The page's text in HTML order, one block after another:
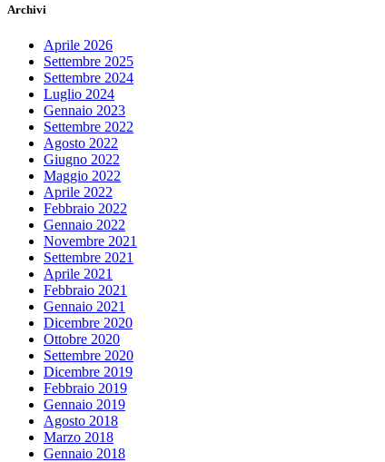
Archivi
Aprile 2026
Settembre 2025
Settembre 2024
Luglio 2024
Gennaio 2023
Settembre 2022
Agosto 2022
Giugno 2022
Maggio 2022
Aprile 2022
Febbraio 2022
Gennaio 2022
Novembre 2021
Settembre 2021
Aprile 2021
Febbraio 2021
Gennaio 2021
Dicembre 2020
Ottobre 2020
Settembre 2020
Dicembre 2019
Febbraio 2019
Gennaio 2019
Agosto 2018
Marzo 2018
Gennaio 2018